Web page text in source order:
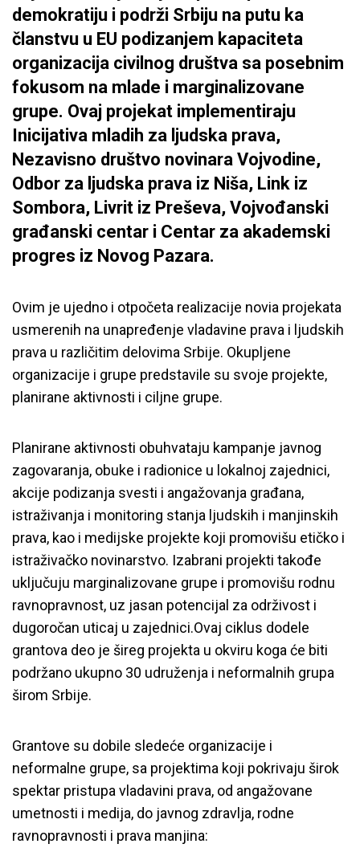
demokratiju i podrži Srbiju na putu ka
članstvu u EU podizanjem kapaciteta
organizacija civilnog društva sa posebnim
fokusom na mlade i marginalizovane
grupe. Ovaj projekat implementiraju
Inicijativa mladih za ljudska prava,
Nezavisno društvo novinara Vojvodine,
Odbor za ljudska prava iz Niša, Link iz
Sombora, Livrit iz Preševa, Vojvođanski
građanski centar i Centar za akademski
progres iz Novog Pazara.
Ovim je ujedno i otpočeta realizacije novia projekata
usmerenih na unapređenje vladavine prava i ljudskih
prava u različitim delovima Srbije. Okupljene
organizacije i grupe predstavile su svoje projekte,
planirane aktivnosti i ciljne grupe.
Planirane aktivnosti obuhvataju kampanje javnog
zagovaranja, obuke i radionice u lokalnoj zajednici,
akcije podizanja svesti i angažovanja građana,
istraživanja i monitoring stanja ljudskih i manjinskih
prava, kao i medijske projekte koji promovišu etičko i
istraživačko novinarstvo. Izabrani projekti takođe
uključuju marginalizovane grupe i promovišu rodnu
ravnopravnost, uz jasan potencijal za održivost i
dugoročan uticaj u zajednici.Ovaj ciklus dodele
grantova deo je šireg projekta u okviru koga će biti
podržano ukupno 30 udruženja i neformalnih grupa
širom Srbije.
Grantove su dobile sledeće organizacije i
neformalne grupe, sa projektima koji pokrivaju širok
spektar pristupa vladavini prava, od angažovane
umetnosti i medija, do javnog zdravlja, rodne
ravnopravnosti i prava manjina: